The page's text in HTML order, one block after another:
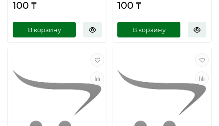
100 ₸
В корзину
100 ₸
В корзину